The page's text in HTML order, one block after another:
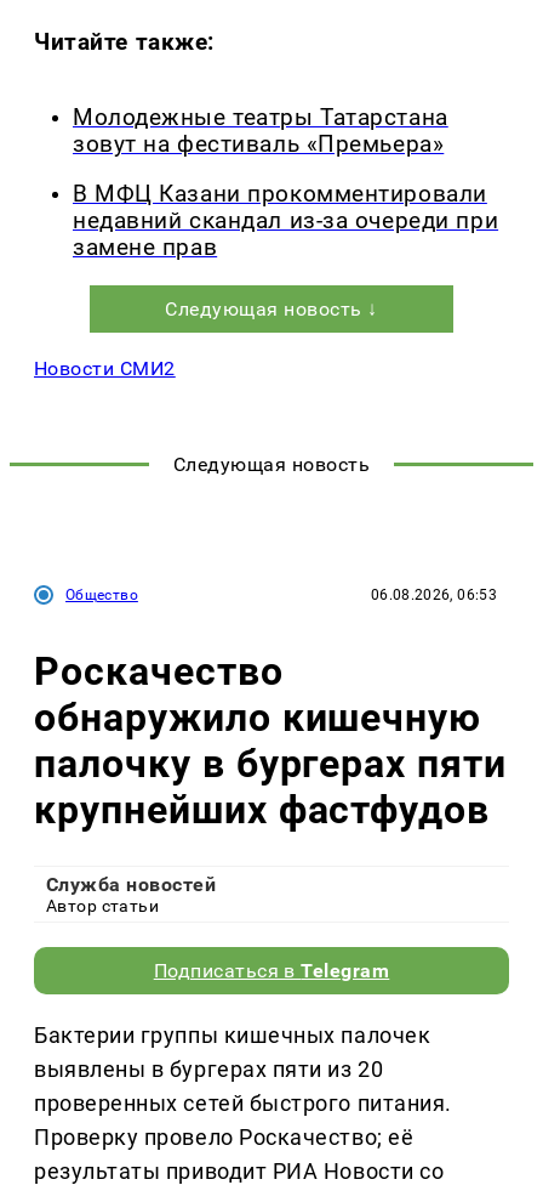
Читайте также:
Молодежные театры Татарстана
зовут на фестиваль «Премьера»
В МФЦ Казани прокомментировали
недавний скандал из-за очереди при
замене прав
Следующая новость ↓
Новости СМИ2
Следующая новость
Общество 06.08.2026, 06:53
Роскачество
обнаружило кишечную
палочку в бургерах пяти
крупнейших фастфудов
Служба новостей
Автор статьи
Подписаться вTelegram
Бактерии группы кишечных палочек
выявлены в бургерах пяти из 20
проверенных сетей быстрого питания.
Проверку провело Роскачество; её
результаты приводит РИА Новости со